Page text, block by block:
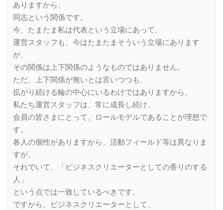
ありますから、
同志という関係です。
今、たまたま私は代表という立場にあって、
運営スタッフも、今はたまたまそういう立場にあります
が、
その関係は上下関係のようなものではありません。
ただ、上下関係が無いとは言いつつも、
拡がり続ける輪の中心にいるわけではありますから、
私たち運営スタッフは、常に成長し続け、
会員の皆さまにとって、ロールモデルであることが理想で
す。
各人の個性がありますから、活動フィールド等は異なりま
すが、
それでいて、「ビジネスクリエーターとしての香りのする
人」
という点では一致しているべきです。
ですから、ビジネスクリエーターとして、